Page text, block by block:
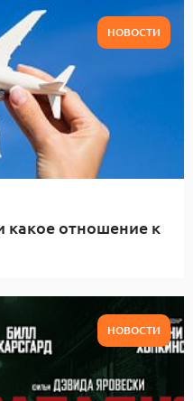
НОВОСТИ
какое отношение к
НОВОСТИ